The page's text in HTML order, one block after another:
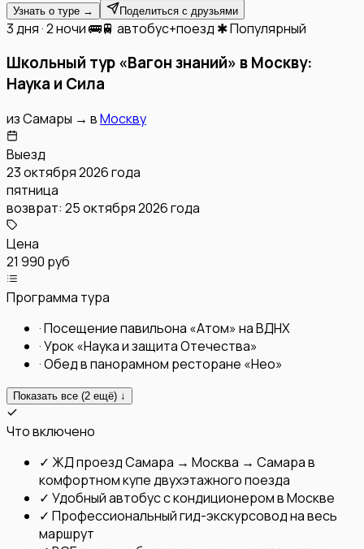
Узнать о туре → Поделиться с друзьями
3 дня · 2 ночи🚌🚆 автобус+поезд ✱ Популярный
Школьный тур «Вагон знаний» в Москву:
Наука и Сила
изСамары → вМоскву
Выезд
23 октября 2026 года
пятница
возврат: 25 октября 2026 года
Цена
21 990 руб
Программа тура
·Посещение павильона «Атом» на ВДНХ
·Урок «Наука и защита Отечества»
·Обед в панорамном ресторане «Нео»
Показать все (2 ещё) ↓
Что включено
✓ ЖД проезд Самара → Москва → Самара в
комфортном купе двухэтажного поезда
✓ Удобный автобус с кондиционером в Москве
✓ Профессиональный гид-экскурсовод на весь
маршрут